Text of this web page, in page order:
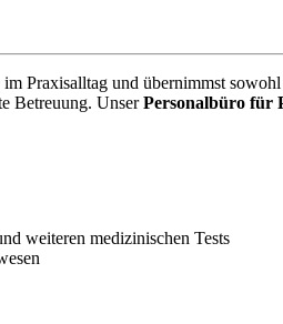
Praxisalltag und übernimmst
Betreuung. UnserPersonalbüro für
weiteren medizinischen Tests